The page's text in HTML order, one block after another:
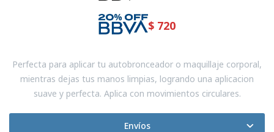
$ 720
Perfecta para aplicar tu autobronceador o maquillaje corporal,
mientras dejas tus manos limpias, logrando una aplicacion
suave y perfecta. Aplica con movimientos circulares.
Envíos